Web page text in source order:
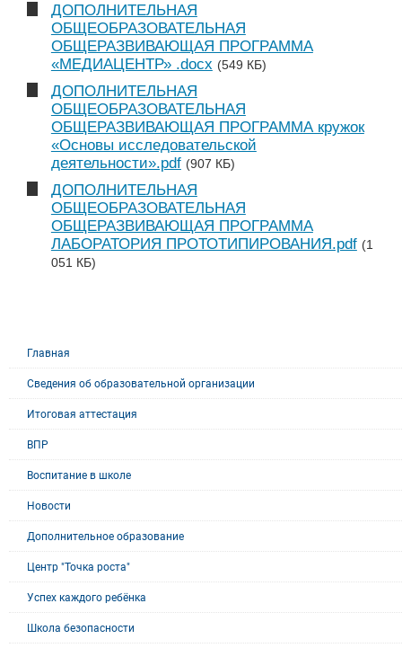
ДОПОЛНИТЕЛЬНАЯ
ОБЩЕОБРАЗОВАТЕЛЬНАЯ
ОБЩЕРАЗВИВАЮЩАЯ ПРОГРАММА
«МЕДИАЦЕНТР» .docx (549 КБ)
ДОПОЛНИТЕЛЬНАЯ
ОБЩЕОБРАЗОВАТЕЛЬНАЯ
ОБЩЕРАЗВИВАЮЩАЯ ПРОГРАММА кружок
«Основы исследовательской
деятельности».pdf (907 КБ)
ДОПОЛНИТЕЛЬНАЯ
ОБЩЕОБРАЗОВАТЕЛЬНАЯ
ОБЩЕРАЗВИВАЮЩАЯ ПРОГРАММА
ЛАБОРАТОРИЯ ПРОТОТИПИРОВАНИЯ.pdf (1
051 КБ)
Главная
Сведения об образовательной организации
Итоговая аттестация
ВПР
Воспитание в школе
Новости
Дополнительное образование
Центр "Точка роста"
Успех каждого ребёнка
Школа безопасности